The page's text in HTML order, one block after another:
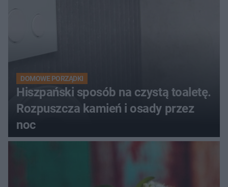
DOMOWE PORZĄDKI
Hiszpański sposób na czystą toaletę.
Rozpuszcza kamień i osady przez
noc